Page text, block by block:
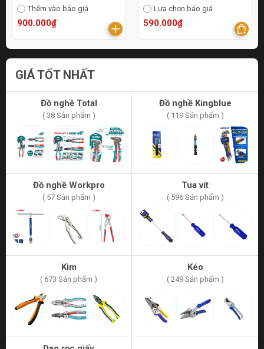
Thêm vào báo giá
900.000₫
Lựa chọn báo giá
590.000₫
GIÁ TỐT NHẤT
Đồ nghề Total
( 38 Sản phẩm )
Đồ nghề Kingblue
( 119 Sản phẩm )
Đồ nghề Workpro
( 57 Sản phẩm )
Tua vít
( 596 Sản phẩm )
Kìm
( 673 Sản phẩm )
Kéo
( 249 Sản phẩm )